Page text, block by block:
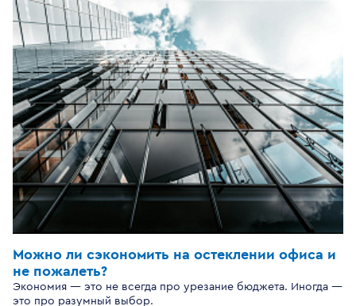
Можно ли сэкономить на остеклении офиса и
не пожалеть?
Экономия — это не всегда про урезание бюджета. Иногда —
это про разумный выбор.